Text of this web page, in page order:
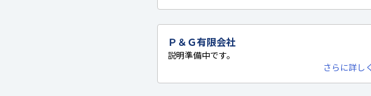
Ｐ＆Ｇ有限会社
説明準備中です。
さらに詳し